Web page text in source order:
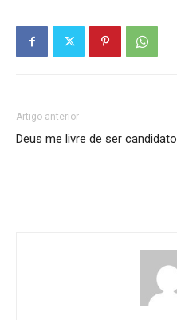
Artigo anterior
Deus me livre de ser candidato